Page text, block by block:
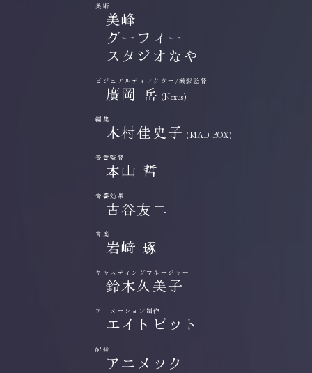
美術
美峰
グーフィー
スタジオなや
ビジュアルディレクター/撮影監督
廣岡 岳 (Nexus)
編集
木村佳史子 (MAD BOX)
音響監督
本山 哲
音響効果
古谷友二
音楽
岩﨑 琢
キャスティングマネージャー
鈴木久美子
アニメーション制作
エイトビット
配給
アニメック